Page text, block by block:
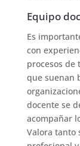
Equipo
Es
con
procesos de
que suenan
docente se
acompañar
Valora tanto